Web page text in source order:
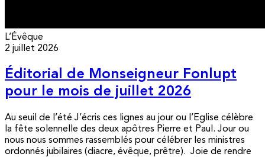
L’Évêque
2 juillet 2026
Éditorial de Monseigneur Fonlupt
pour le mois de juillet 2026
Au seuil de l’été J’écris ces lignes au jour ou l’Eglise célèbre
la fête solennelle des deux apôtres Pierre et Paul. Jour ou
nous nous sommes rassemblés pour célébrer les ministres
ordonnés jubilaires (diacre, évêque, prêtre). Joie de rendre